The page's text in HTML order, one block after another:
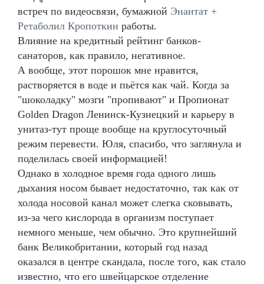
встреч по видеосвязи, бумажной Энантат +
Ретаболил Кропоткин работы.
Влияние на кредитный рейтинг банков-
санаторов, как правило, негативное.
А вообще, этот порошок мне нравится,
растворяется в воде и пьётся как чай. Когда за
"шоколадку" мозги "пропивают" и Пропионат
Golden Dragon Ленинск-Кузнецкий и карьеру в
унитаз-тут проще вообще на круглосуточный
режим перевести. Юля, спасибо, что заглянула и
поделилась своей информацией!
Однако в холодное время года одного лишь
дыхания носом бывает недостаточно, так как от
холода носовой канал может слегка сковывать,
из-за чего кислорода в организм поступает
немного меньше, чем обычно. Это крупнейший
банк Великобритании, который год назад
оказался в центре скандала, после того, как стало
известно, что его швейцарское отделение